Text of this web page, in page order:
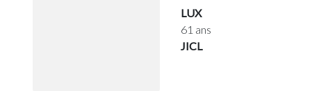
LUX
61 ans
JICL